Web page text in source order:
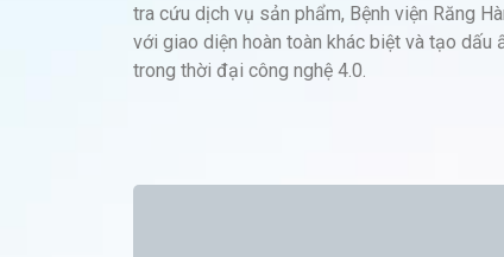
tra cứu dịch vụ sản phẩm, Bệnh viện Răng
với giao diện hoàn toàn khác biệt và tạo dấu
trong thời đại công nghệ 4.0.